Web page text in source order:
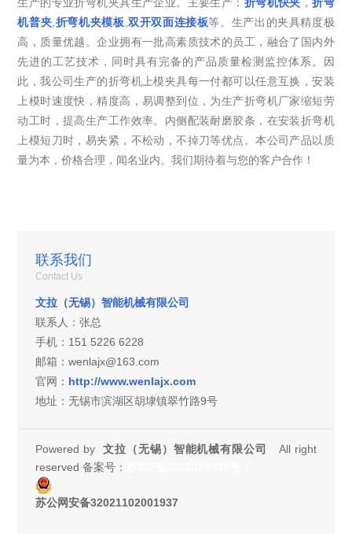
生产的专业折弯机夹具生产企业。主要生产： 折弯机快夹 ，折弯
机普夹,折弯机夹模板,双开双面连接板等。生产出的夹具精度极
高，质量优越。企业拥有一批高素质技术的员工，融合了国内外
先进的工艺技术，同时具有完备的产品质量检测监控体系。因
此，我公司生产的折弯机上模夹具每一付都可以任意互换，安装
上模时速度快，精度高，易调整到位，为生产折弯机厂家缩短劳
动工时，提高生产工作效率。内侧配装耐磨胶条，在安装折弯机
上模短刀时，易夹紧，不松动，不掉刀等优点。本公司产品以质
量为本，价格合理，闻名业内。我们期待着与您的客户合作！
联系我们
Contact Us
文拉（无锡）智能机械有限公司
联系人：张总
手机：151 5226 6228
邮箱：wenlajx@163.com
官网： http://www.wenlajx.com
地址：无锡市滨湖区胡埭镇翠竹路9号
Powered by 文拉（无锡）智能机械有限公司
All right
reserved 备案号：
苏公网安备32021102001937